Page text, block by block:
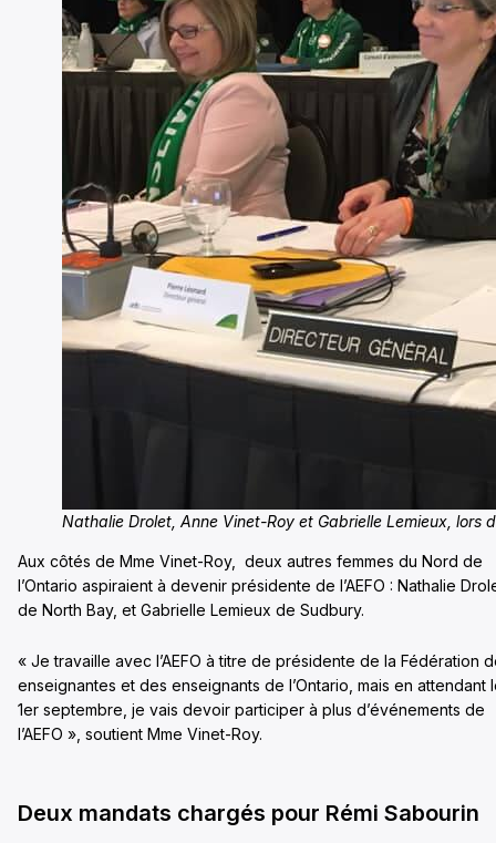
Nathalie Drolet, Anne Vinet-Roy et Gabrielle Lemieux, lors
Aux côtés de Mme Vinet-Roy, deux autres femmes du Nord de
l’Ontario aspiraient à devenir présidente de l’AEFO : Nathalie
de North Bay, et Gabrielle Lemieux de Sudbury.
« Je travaille avec l’AEFO à titre de présidente de la Fédération
enseignantes et des enseignants de l’Ontario, mais en attendant
1er septembre, je vais devoir participer à plus d’événements de
l’AEFO », soutient Mme Vinet-Roy.
Deux mandats chargés pour Rémi Sabourin